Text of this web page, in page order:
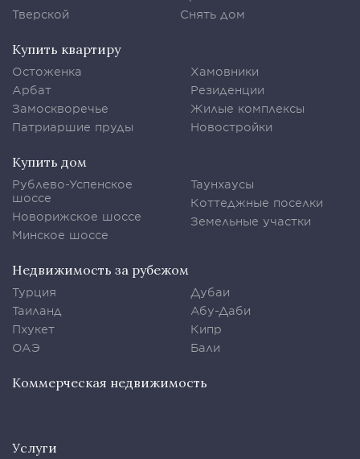
Тверской
Снять дом
Купить квартиру
Остоженка
Арбат
Замоскворечье
Патриаршие пруды
Хамовники
Резиденции
Жилые комплексы
Новостройки
Купить дом
Рублево-Успенское
шоссе
Новорижское шоссе
Минское шоссе
Таунхаусы
Коттеджные поселки
Земельные участки
Недвижимость за рубежом
Турция
Таиланд
Пхукет
ОАЭ
Дубаи
Абу-Даби
Кипр
Бали
Коммерческая недвижимость
Услуги